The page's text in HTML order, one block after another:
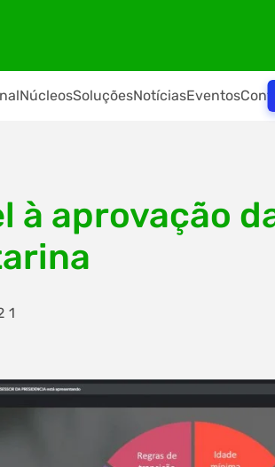
NúcleosSoluçõesNotíciasEventos
à aprovação